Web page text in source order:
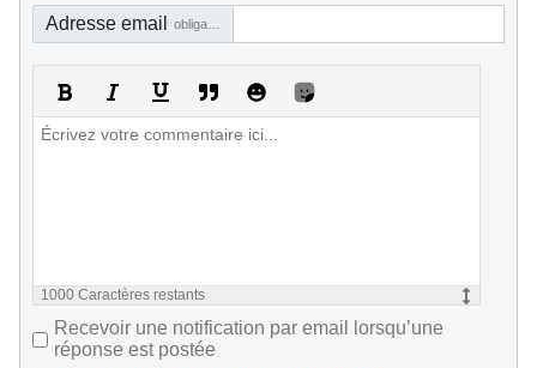
Adresse email
1000 Caractères restants
Recevoir une notification par email lorsqu’une
réponse est postée